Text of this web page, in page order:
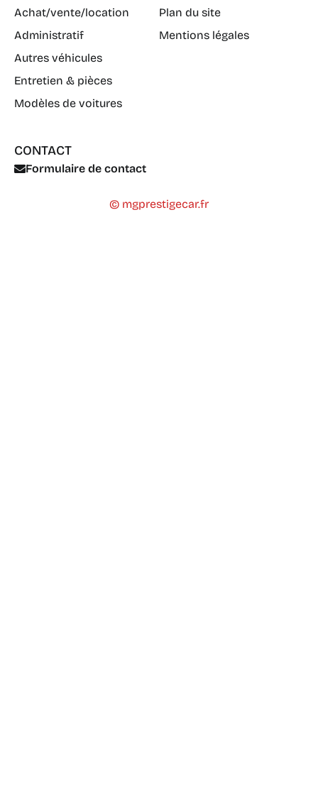
Achat/vente/location
Administratif
Autres véhicules
Entretien & pièces
Modèles de voitures
Plan du site
Mentions légales
CONTACT
Formulaire de contact
© mgprestigecar.fr